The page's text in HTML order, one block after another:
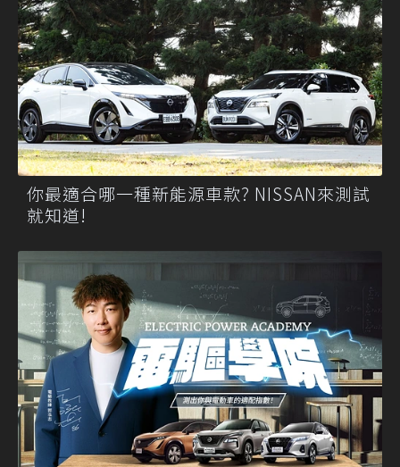
你最適合哪一種新能源車款? NISSAN來測試
就知道!